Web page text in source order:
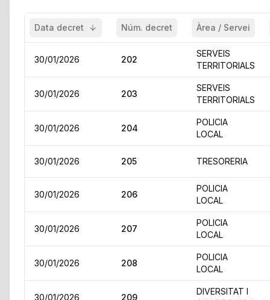
Data decret Núm. decret Àrea / Servei
30/01/2026 202
SERVEIS
TERRITORIALS
30/01/2026 203
SERVEIS
TERRITORIALS
30/01/2026 204
POLICIA
LOCAL
30/01/2026 205 TRESORERIA
30/01/2026 206
POLICIA
LOCAL
30/01/2026 207
POLICIA
LOCAL
30/01/2026 208
POLICIA
LOCAL
30/01/2026 209
DIVERSITAT I